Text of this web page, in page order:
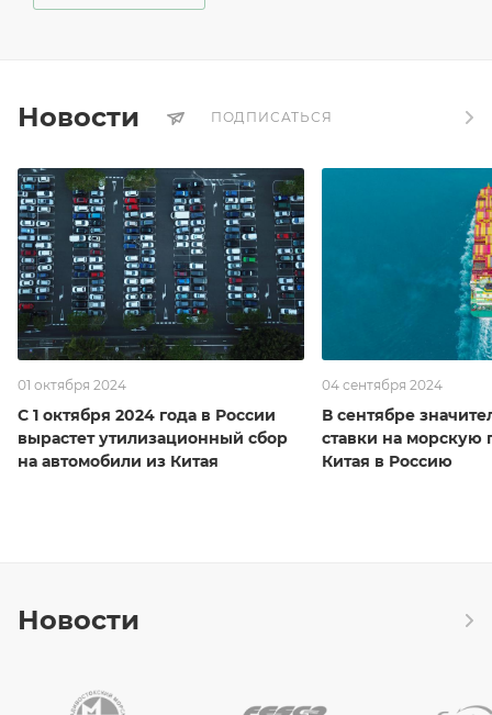
Новости ПОДПИСАТЬСЯ
01 октября 2024
С 1 октября 2024 года в России
вырастет утилизационный сбор
на автомобили из Китая
04 сентября 2024
В сентябре
ставки на морскую
Китая в Россию
Новости